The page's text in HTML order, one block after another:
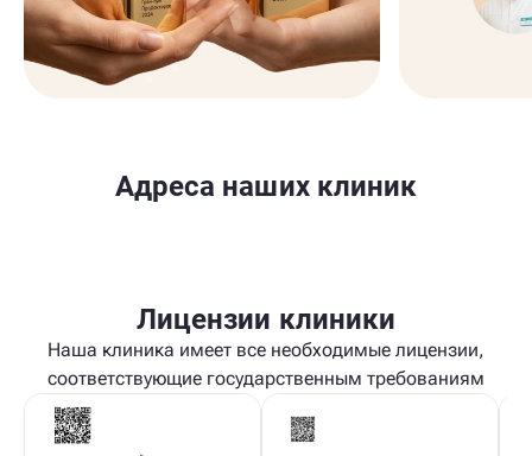
Адреса наших клиник
Лицензии клиники
Наша клиника имеет все необходимые лицензии,
соответствующие государственным требованиям